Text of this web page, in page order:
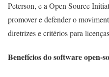
Peterson, e a Open Source
promover e defender o
diretrizes e critérios para
Benefícios do software open-